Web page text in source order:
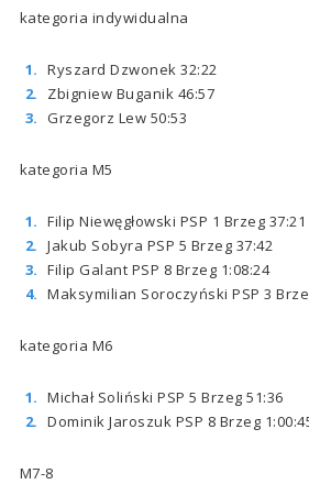
kategoria indywidualna
Ryszard Dzwonek 32:22
Zbigniew Buganik 46:57
Grzegorz Lew 50:53
kategoria M5
Filip Niewęgłowski PSP 1 Brzeg 37:21
Jakub Sobyra PSP 5 Brzeg 37:42
Filip Galant PSP 8 Brzeg 1:08:24
Maksymilian Soroczyński PSP 3
kategoria M6
Michał Soliński PSP 5 Brzeg 51:36
Dominik Jaroszuk PSP 8 Brzeg
M7-8